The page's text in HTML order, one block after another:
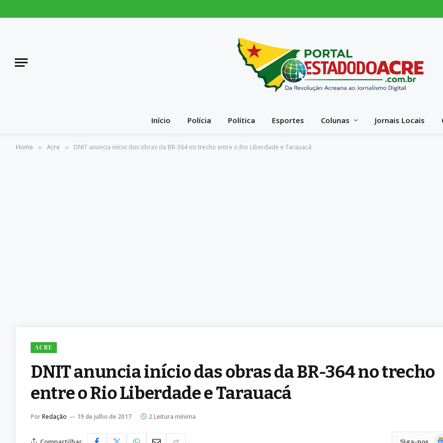
Início Polícia Política Esportes Colunas Jornais Locais
Home » Acre » DNIT anuncia início das obras da BR-364 no trecho entre o Rio Liberdade e Tarauacá
ACRE
DNIT anuncia início das obras da BR-364 no trecho
entre o Rio Liberdade e Tarauacá
PorRedação 19 de julho de 2017 2 Leitura mínima
Siga-nos